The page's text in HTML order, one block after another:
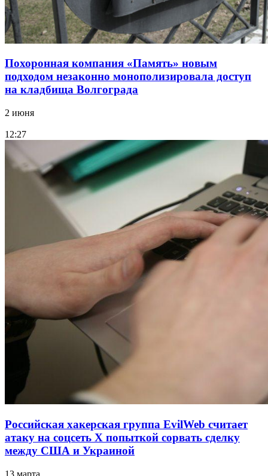
Похоронная компания «Память» новым
подходом незаконно монополизировала доступ
на кладбища Волгограда
2 июня
12:27
Российская хакерская группа EvilWeb считает
атаку на соцсеть Х попыткой сорвать сделку
между США и Украиной
13 марта